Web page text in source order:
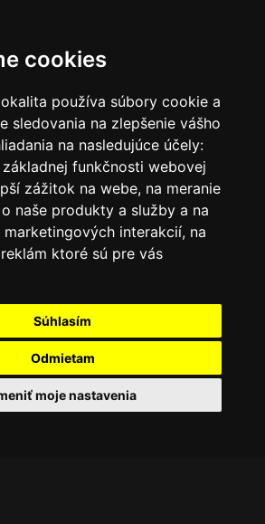
cookies
používa súbory cookie a
sledovania na zlepšenie vášho
na nasledujúce účely:
základnej funkčnosti webovej
zážitok na webe, na meranie
naše produkty a služby a na
marketingových interakcií, na
ktoré sú pre vás
Súhlasím
Odmietam
moje nastavenia